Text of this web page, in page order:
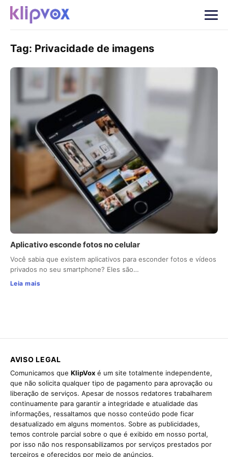
Tag: Privacidade de imagens
Aplicativo esconde fotos no celular
Você sabia que existem aplicativos para esconder fotos e vídeos
privados no seu smartphone? Eles são…
Leia mais
AVISO LEGAL
Comunicamos que KlipVox é um site totalmente independente,
que não solicita qualquer tipo de pagamento para aprovação ou
liberação de serviços. Apesar de nossos redatores trabalharem
continuamente para garantir a integridade e atualidade das
informações, ressaltamos que nosso conteúdo pode ficar
desatualizado em alguns momentos. Sobre as publicidades,
temos controle parcial sobre o que é exibido em nosso portal,
por isso não nos responsabilizamos por serviços prestados por
terceiros e oferecidos por meio de anúncios.